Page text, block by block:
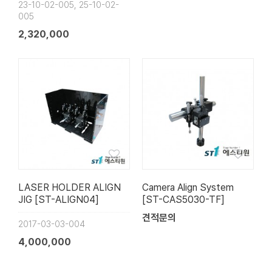
23-10-02-005, 25-10-02-
005
2,320,000
LASER HOLDER ALIGN
JIG [ST-ALIGN04]
2017-03-03-004
4,000,000
Camera Align System
[ST-CAS5030-TF]
견적문의